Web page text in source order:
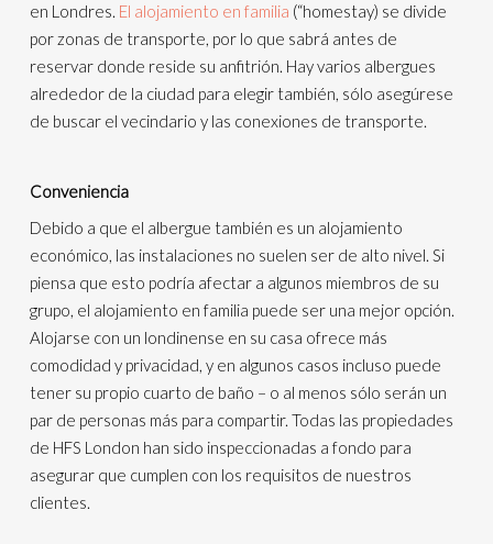
en Londres. El alojamiento en familia (“homestay) se divide
por zonas de transporte, por lo que sabrá antes de
reservar donde reside su anfitrión. Hay varios albergues
alrededor de la ciudad para elegir también, sólo asegúrese
de buscar el vecindario y las conexiones de transporte.
Conveniencia
Debido a que el albergue también es un alojamiento
económico, las instalaciones no suelen ser de alto nivel. Si
piensa que esto podría afectar a algunos miembros de su
grupo, el alojamiento en familia puede ser una mejor opción.
Alojarse con un londinense en su casa ofrece más
comodidad y privacidad, y en algunos casos incluso puede
tener su propio cuarto de baño – o al menos sólo serán un
par de personas más para compartir. Todas las propiedades
de HFS London han sido inspeccionadas a fondo para
asegurar que cumplen con los requisitos de nuestros
clientes.